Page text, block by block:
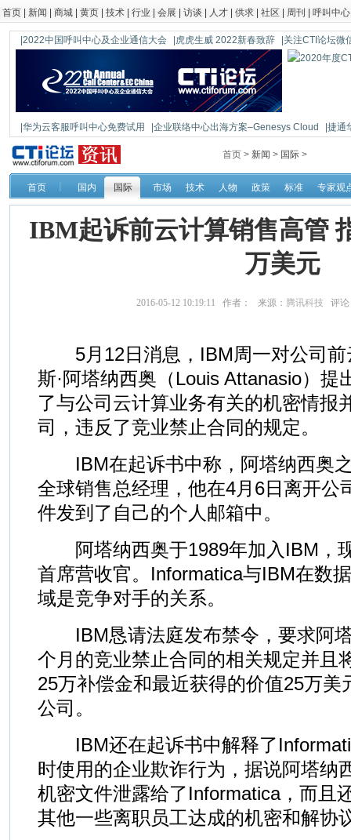
首页 新闻 商城 黄页 技术 行业 会展 访谈 人才 供求 社区 周刊 呼叫中心
|2022中国呼叫中心及企业通信大会 |虎虎生威 2022新春致辞 |关注CTI论坛微
|华为云客服呼叫中心免费试用 |企业联络中心出海方案–Genesys Cloud
|捷通
|鼎信通达新一代语音网关DAG1000-4S
首页 > 新闻 > 国际 >
首页 国内 国际 市场 技术 人物 政策 标准 专家观
IBM起诉前云计算销售高管
万美元
2016-05-12 10:19:11 作者： 来源： 腾讯科技 评论
5月12日消息，IBM周一对公司前
斯·阿塔纳西奥（Louis Attanasio）提
了与公司云计算业务有关的机密情报
司，违反了竞业禁止合同的规定。
IBM在起诉书中称，阿塔纳西奥之
全球销售总经理，他在4月6日离开公
件发到了自己的个人邮箱中。
阿塔纳西奥于1989年加入IBM，
首席营收官。Informatica与IBM在数
域是竞争对手的关系。
IBM恳请法庭发布禁令，要求阿塔
个月的竞业禁止合同的相关规定并且
25万补偿金和最近获得的价值25万美
公司。
IBM还在起诉书中解释了
时使用的企业欺诈行为，据说阿塔纳
机密文件泄露给了Informatica，而且
其他一些离职员工达成的机密和解协